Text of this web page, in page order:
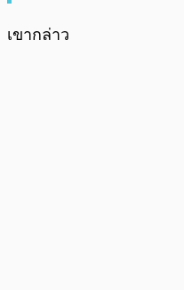
เขากล่าว